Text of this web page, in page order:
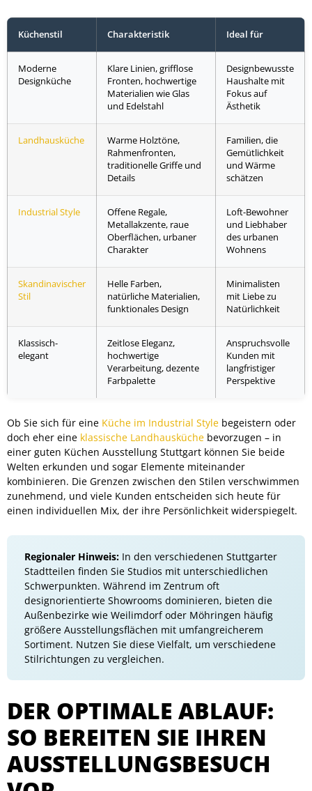
Küchenstil Charakteristik Ideal für
Moderne
Designküche
Klare Linien, grifflose
Fronten, hochwertige
Materialien wie Glas
und Edelstahl
Designbewusste
Haushalte mit
Fokus auf
Ästhetik
Landhausküche
Warme Holztöne,
Rahmenfronten,
traditionelle Griffe und
Details
Familien, die
Gemütlichkeit
und Wärme
schätzen
Industrial Style
Offene Regale,
Metallakzente, raue
Oberflächen, urbaner
Charakter
Loft-Bewohner
und Liebhaber
des urbanen
Wohnens
Skandinavischer
Stil
Helle Farben,
natürliche Materialien,
funktionales Design
Minimalisten
mit Liebe zu
Natürlichkeit
Klassisch-
elegant
Zeitlose Eleganz,
hochwertige
Verarbeitung, dezente
Farbpalette
Anspruchsvolle
Kunden mit
langfristiger
Perspektive
Ob Sie sich für eine Küche im Industrial Style begeistern oder
doch eher eine klassische Landhausküche bevorzugen – in
einer guten Küchen Ausstellung Stuttgart können Sie beide
Welten erkunden und sogar Elemente miteinander
kombinieren. Die Grenzen zwischen den Stilen verschwimmen
zunehmend, und viele Kunden entscheiden sich heute für
einen individuellen Mix, der ihre Persönlichkeit widerspiegelt.
Regionaler Hinweis: In den verschiedenen Stuttgarter
Stadtteilen finden Sie Studios mit unterschiedlichen
Schwerpunkten. Während im Zentrum oft
designorientierte Showrooms dominieren, bieten die
Außenbezirke wie Weilimdorf oder Möhringen häufig
größere Ausstellungsflächen mit umfangreicherem
Sortiment. Nutzen Sie diese Vielfalt, um verschiedene
Stilrichtungen zu vergleichen.
DER OPTIMALE ABLAUF:
SO BEREITEN SIE IHREN
AUSSTELLUNGSBESUCH